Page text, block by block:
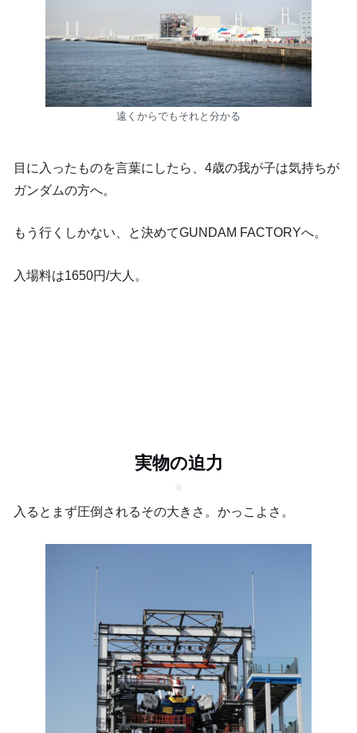
遠くからでもそれと分かる
目に入ったものを言葉にしたら、4歳の我が子は気持ちが
ガンダムの方へ。
もう行くしかない、と決めてGUNDAM FACTORYへ。
入場料は1650円/大人。
実物の迫力
入るとまず圧倒されるその大きさ。かっこよさ。